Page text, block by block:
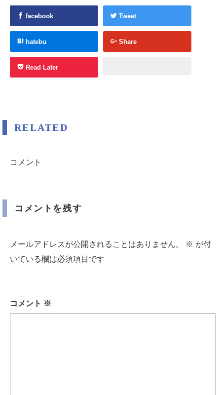
facebook Tweet
hatebu Share
Read Later
RELATED
コメント
コメントを残す
メールアドレスが公開されることはありません。 ※ が付
いている欄は必須項目です
コメント ※